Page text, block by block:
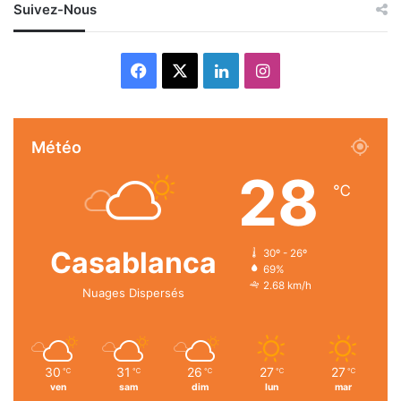
Suivez-Nous
Facebook LinkedinInstagram
Météo
Casablanca
Nuages Dispersés
28 ℃
30º - 26º
69%
2.68 km/h
30 ℃
ven
31 ℃
sam
26 ℃
dim
27 ℃
lun
27 ℃
mar